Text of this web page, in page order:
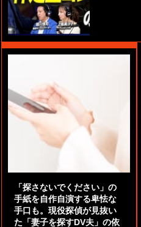
「探さないでください」の
手紙を自作自演する卑怯な
手口も。現役探偵が見抜い
た「妻子を探すDV夫」の依